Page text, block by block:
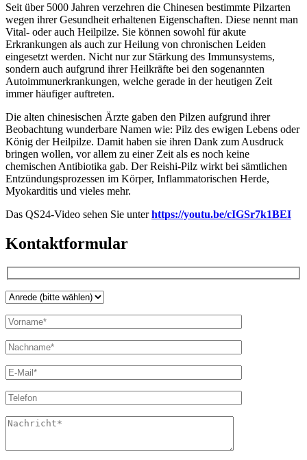
Seit über 5000 Jahren verzehren die Chinesen bestimmte Pilzarten
wegen ihrer Gesundheit erhaltenen Eigenschaften. Diese nennt man
Vital- oder auch Heilpilze. Sie können sowohl für akute
Erkrankungen als auch zur Heilung von chronischen Leiden
eingesetzt werden. Nicht nur zur Stärkung des Immunsystems,
sondern auch aufgrund ihrer Heilkräfte bei den sogenannten
Autoimmunerkrankungen, welche gerade in der heutigen Zeit
immer häufiger auftreten.
Die alten chinesischen Ärzte gaben den Pilzen aufgrund ihrer
Beobachtung wunderbare Namen wie: Pilz des ewigen Lebens oder
König der Heilpilze. Damit haben sie ihren Dank zum Ausdruck
bringen wollen, vor allem zu einer Zeit als es noch keine
chemischen Antibiotika gab. Der Reishi-Pilz wirkt bei sämtlichen
Entzündungsprozessen im Körper, Inflammatorischen Herde,
Myokarditis und vieles mehr.
Das QS24-Video sehen Sie unterhttps://youtu.be/cIGSr7k1BEI
Kontaktformular